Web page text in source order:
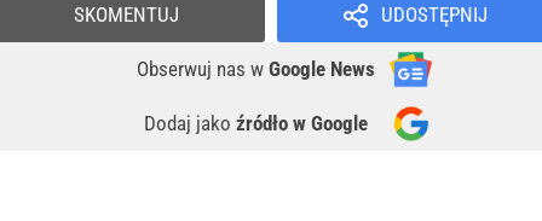
UDOSTĘPNIJ
Obserwuj nas w Google News
Dodaj jako źródło w Google
SKOMENTUJ